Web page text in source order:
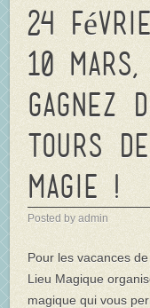
24
10 mars,
gagnez
tours de
magie !
Posted by admin
Pour les vacances
Lieu Magique
magique qui vous